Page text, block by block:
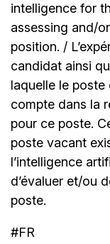
intelligence for
assessing and/
position. /
candidat ainsi
laquelle le poste
compte dans la
pour ce poste.
poste vacant
l’intelligence
d’évaluer et/ou
poste.
#FR